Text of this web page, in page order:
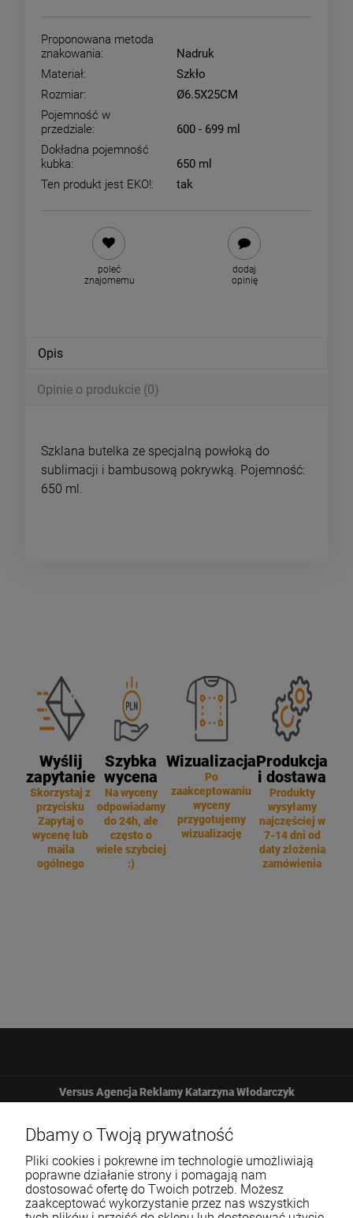
Proponowana metoda
znakowania:
Nadruk
Materiał:
Szkło
Rozmiar:
Ø6.5X25CM
Pojemność w
przedziale:
600 - 699 ml
Dokładna pojemność
kubka:
650 ml
Ten produkt jest EKO!:
tak
poleć
znajomemu
dodaj
opinię
Opis
Opinie o produkcie (0)
Szklana butelka ze specjalną powłoką do
sublimacji i bambusową pokrywką. Pojemność:
650 ml.
Wyślij
zapytanie
Skorzystaj z
przycisku
Zapytaj o
wycenę lub
maila
ogólnego
Szybka
wycena
Na wyceny
odpowiadamy
do 24h, ale
często o
wiele szybciej
:)
Wizualizacja
Po
zaakceptowaniu
wyceny
przygotujemy
wizualizację
Produkcja
i dostawa
Produkty
wysyłamy
najczęściej w
7-14 dni od
daty złożenia
zamówienia
Versus Agencja Reklamy Katarzyna Włodarczyk
Żbicka 161
32-065 Krzeszowice
12 307 25 82
Dbamy o Twoją prywatność
Pliki cookies i pokrewne im technologie umożliwiają
poprawne działanie strony i pomagają nam
dostosować ofertę do Twoich potrzeb. Możesz
zaakceptować wykorzystanie przez nas wszystkich